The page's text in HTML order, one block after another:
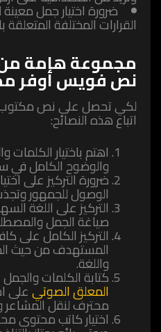
ضرورة اختيار جمل
القرارات المختلفة المتعلقة
مجموعة هامة من
نص فويس أوفر
لكي تحصل على نص مكتوب
اتباع هذه النصائح:
اهتم باختيار الكلمات
والوضوح الكامل في
ضرورة التركيز على
الوصول للجمهور
التركيز على اللغة
صياغة الجمل
التركيز الكامل على
المستهدف من حيث
واللغة.
كتابة الكلمات
المعلق الصوتيعلى
محترف لنقل
اختيار كاتب محتوى